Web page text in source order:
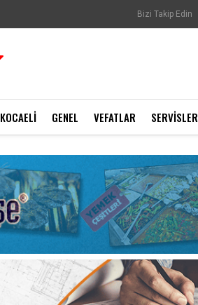
Bizi Takip Edin
KOCAELI GENEL VEFATLAR SERVISLER